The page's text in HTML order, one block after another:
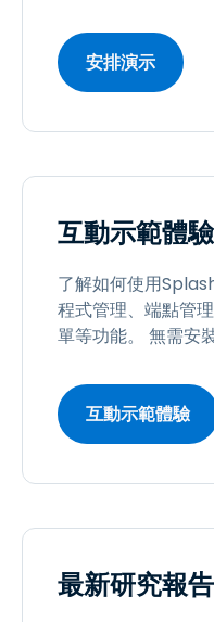
安排演示
互動示範體驗
了解如何使用
程式管理、端點管
單等功能。 無需安裝
互動示範體驗
最新研究報告